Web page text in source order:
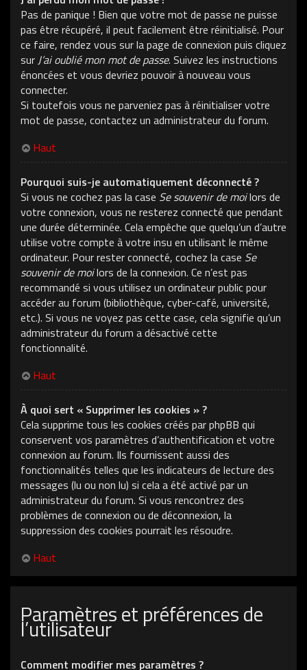
Pas de panique ! Bien que votre mot de passe ne puisse
pas être récupéré, il peut facilement être réinitialisé. Pour
ce faire, rendez vous sur la page de connexion puis cliquez
sur J’ai oublié mon mot de passe. Suivez les instructions
énoncées et vous devriez pouvoir à nouveau vous
connecter.
Si toutefois vous ne parveniez pas à réinitialiser votre
mot de passe, contactez un administrateur du forum.
Haut
Pourquoi suis-je automatiquement déconnecté ?
Si vous ne cochez pas la case Se souvenir de moilors de
votre connexion, vous ne resterez connecté que pendant
une durée déterminée. Cela empêche que quelqu’un d’autre
utilise votre compte à votre insu en utilisant le même
ordinateur. Pour rester connecté, cochez la case Se
souvenir de moilors de la connexion. Ce n’est pas
recommandé si vous utilisez un ordinateur public pour
accéder au forum (bibliothèque, cyber-café, université,
etc.). Si vous ne voyez pas cette case, cela signifie qu’un
administrateur du forum a désactivé cette
fonctionnalité.
Haut
À quoi sert « Supprimer les cookies » ?
Cela supprime tous les cookies créés par phpBB qui
conservent vos paramètres d’authentification et votre
connexion au forum. Ils fournissent aussi des
fonctionnalités telles que les indicateurs de lecture des
messages (lu ou non lu) si cela a été activé par un
administrateur du forum. Si vous rencontrez des
problèmes de connexion ou de déconnexion, la
suppression des cookies pourrait les résoudre.
Haut
Paramètres et préférences de
l’utilisateur
Comment modifier mes paramètres ?